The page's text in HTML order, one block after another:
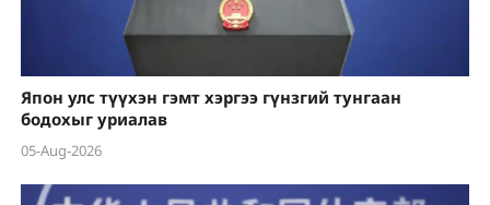
Япон улс түүхэн гэмт хэргээ гүнзгий тунгаан
бодохыг уриалав
05-Aug-2026